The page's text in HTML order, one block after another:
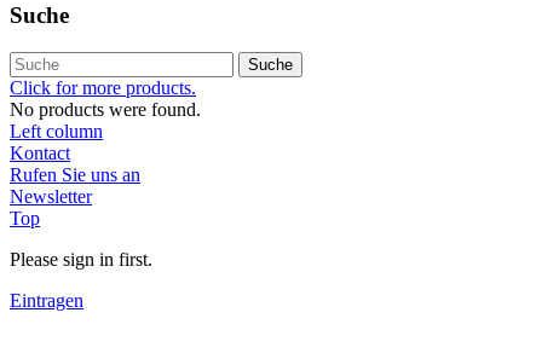
Suche
Suche
Click for more products.
No products were found.
Left column
Kontact
Rufen Sie uns an
Newsletter
Top
Please sign in first.
Eintragen